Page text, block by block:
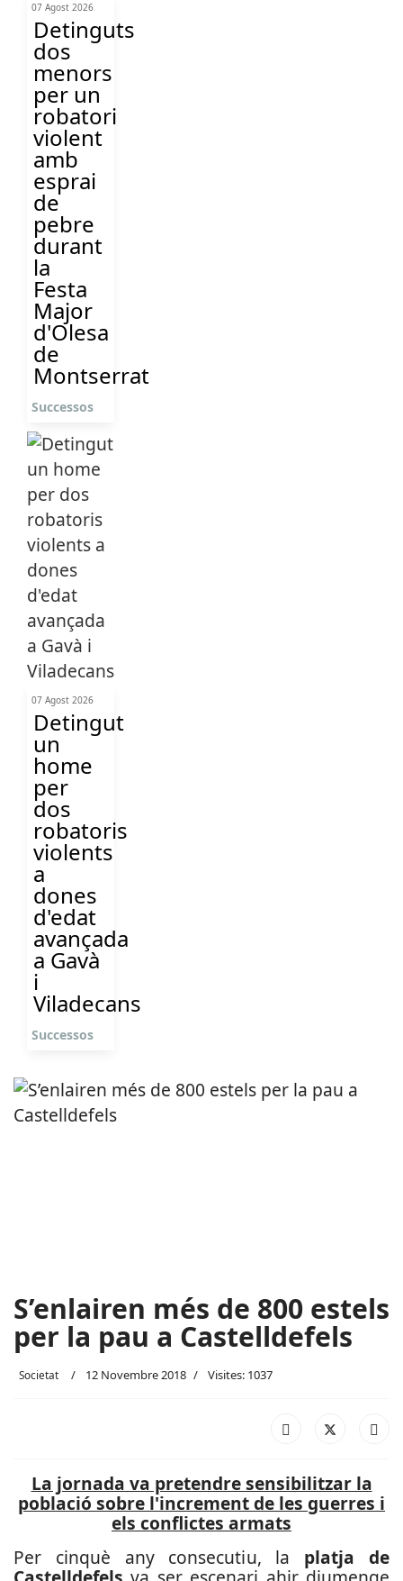
07 Agost 2026
Detinguts
dos
menors
per un
robatori
violent
amb
esprai
de
pebre
durant
la
Festa
Major
d'Olesa
de
Montserrat
Successos
07 Agost 2026
Detingut
un
home
per
dos
robatoris
violents
a
dones
d'edat
avançada
a Gavà
i
Viladecans
Successos
S’enlairen més de 800 estels
per la pau a Castelldefels
Societat 12 Novembre 2018 Visites: 1037
La jornada va pretendre sensibilitzar la
població sobre l'increment de les guerres i
els conflictes armats
Per cinquè any consecutiu, la platja de